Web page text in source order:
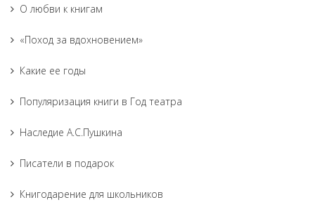
О любви к книгам
«Поход за вдохновением»
Какие ее годы
Популяризация книги в Год театра
Наследие А.С.Пушкина
Писатели в подарок
Книгодарение для школьников